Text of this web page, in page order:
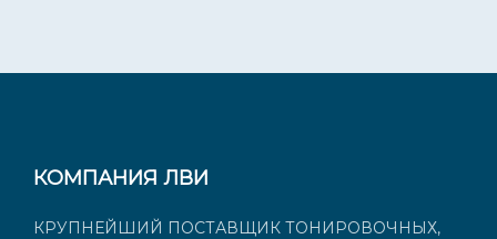
КОМПАНИЯ ЛВИ
КРУПНЕЙШИЙ ПОСТАВЩИК ТОНИРОВОЧНЫХ,